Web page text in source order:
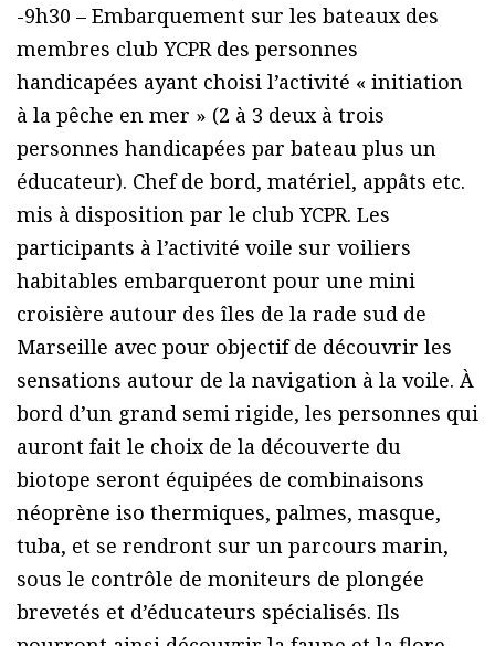
-9h30 – Embarquement sur les bateaux des
membres club YCPR des personnes
handicapées ayant choisi l’activité « initiation
à la pêche en mer » (2 à 3 deux à trois
personnes handicapées par bateau plus un
éducateur). Chef de bord, matériel, appâts etc.
mis à disposition par le club YCPR. Les
participants à l’activité voile sur voiliers
habitables embarqueront pour une mini
croisière autour des îles de la rade sud de
Marseille avec pour objectif de découvrir les
sensations autour de la navigation à la voile. À
bord d’un grand semi rigide, les personnes qui
auront fait le choix de la découverte du
biotope seront équipées de combinaisons
néoprène iso thermiques, palmes, masque,
tuba, et se rendront sur un parcours marin,
sous le contrôle de moniteurs de plongée
brevetés et d’éducateurs spécialisés. Ils